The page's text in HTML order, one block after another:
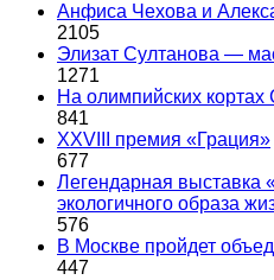
Анфиса Чехова и
2105
Элизат Султанова —
1271
На олимпийских
841
XXVIII премия «Грация»
677
Легендарная выставка
экологичного образа
576
В Москве пройдет
447